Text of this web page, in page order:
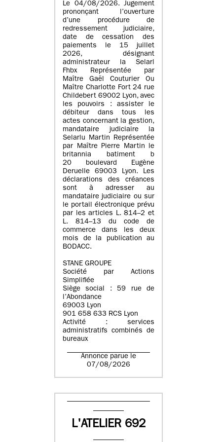
Le 04/08/2026. Jugement
prononçant l’ouverture
d’une procédure de
redressement judiciaire,
date de cessation des
paiements le 15 juillet
2026, désignant
administrateur la Selarl
Fhbx Représentée par
Maître Gaël Couturier Ou
Maître Charlotte Fort 24 rue
Childebert 69002 Lyon, avec
les pouvoirs : assister le
débiteur dans tous les
actes concernant la gestion,
mandataire judiciaire la
Selarlu Martin Représentée
par Maître Pierre Martin le
britannia batiment b
20 boulevard Eugène
Deruelle 69003 Lyon. Les
déclarations des créances
sont à adresser au
mandataire judiciaire ou sur
le portail électronique prévu
par les articles L. 814–2 et
L. 814–13 du code de
commerce dans les deux
mois de la publication au
BODACC.
STANE GROUPE
Société par Actions
Simplifiée
Siège social : 59 rue de
l’Abondance
69003 Lyon
901 658 633 RCS Lyon
Activité : services
administratifs combinés de
bureaux
Annonce parue le
07/08/2026
L'ATELIER 692